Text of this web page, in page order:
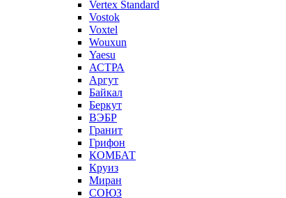
Vertex Standard
Vostok
Voxtel
Wouxun
Yaesu
АСТРА
Аргут
Байкал
Беркут
ВЭБР
Гранит
Грифон
КОМБАТ
Круиз
Миран
СОЮЗ